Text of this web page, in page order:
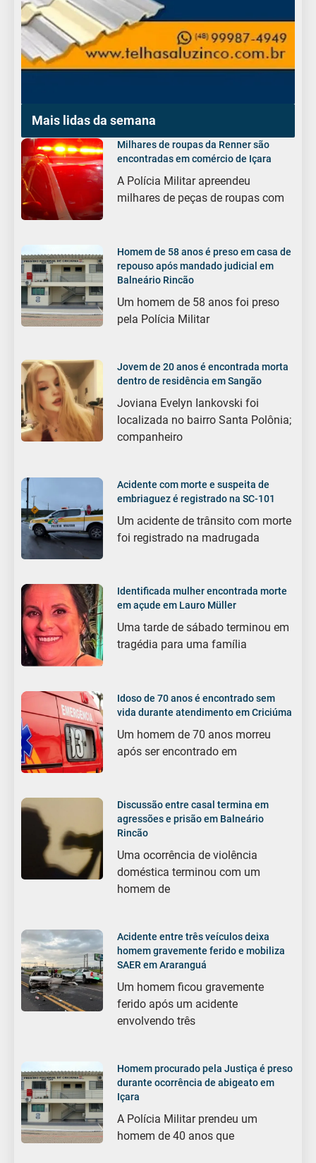
Mais lidas da semana
Milhares de roupas da Renner são
encontradas em comércio de Içara
A Polícia Militar apreendeu
milhares de peças de roupas com
Homem de 58 anos é preso em casa de
repouso após mandado judicial em
Balneário Rincão
Um homem de 58 anos foi preso
pela Polícia Militar
Jovem de 20 anos é encontrada morta
dentro de residência em Sangão
Joviana Evelyn Iankovski foi
localizada no bairro Santa Polônia;
companheiro
Acidente com morte e suspeita de
embriaguez é registrado na SC-101
Um acidente de trânsito com morte
foi registrado na madrugada
Identificada mulher encontrada morte
em açude em Lauro Müller
Uma tarde de sábado terminou em
tragédia para uma família
Idoso de 70 anos é encontrado sem
vida durante atendimento em Criciúma
Um homem de 70 anos morreu
após ser encontrado em
Discussão entre casal termina em
agressões e prisão em Balneário
Rincão
Uma ocorrência de violência
doméstica terminou com um
homem de
Acidente entre três veículos deixa
homem gravemente ferido e mobiliza
SAER em Araranguá
Um homem ficou gravemente
ferido após um acidente
envolvendo três
Homem procurado pela Justiça é preso
durante ocorrência de abigeato em
Içara
A Polícia Militar prendeu um
homem de 40 anos que